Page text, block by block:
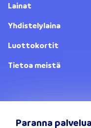
Paranna
Lainat
Yhdistelylaina
Luottokortit
Tietoa meistä